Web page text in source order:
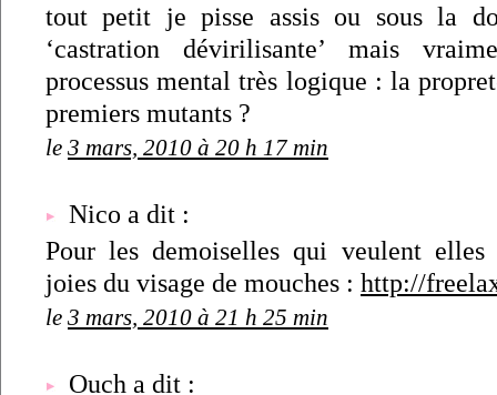
tout petit je pisse assis ou sous la
‘castration dévirilisante’ mais
processus mental très logique : la
premiers mutants ?
le 3 mars, 2010 à 20 h 17 min
Nico a dit :
Pour les demoiselles qui veulent elles
joies du visage de mouches : http://
le 3 mars, 2010 à 21 h 25 min
Ouch a dit :